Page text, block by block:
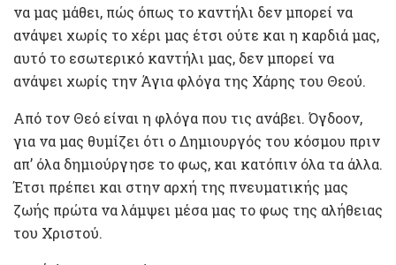
να μας μάθει, πώς όπως το καντήλι δεν μπορεί να
ανάψει χωρίς το χέρι μας έτσι ούτε και η καρδιά μας,
αυτό το εσωτερικό καντήλι μας, δεν μπορεί να
ανάψει χωρίς την Άγια φλόγα της Χάρης του Θεού.
Από τον Θεό είναι η φλόγα που τις ανάβει. Όγδοον,
για να μας θυμίζει ότι ο Δημιουργός του κόσμου πριν
απ’ όλα δημιούργησε το φως, και κατόπιν όλα τα άλλα.
Έτσι πρέπει και στην αρχή της πνευματικής μας
ζωής πρώτα να λάμψει μέσα μας το φως της αλήθειας
του Χριστού.